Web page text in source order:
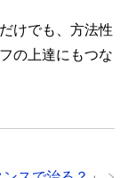
けでも、方法性
の上達にもつな